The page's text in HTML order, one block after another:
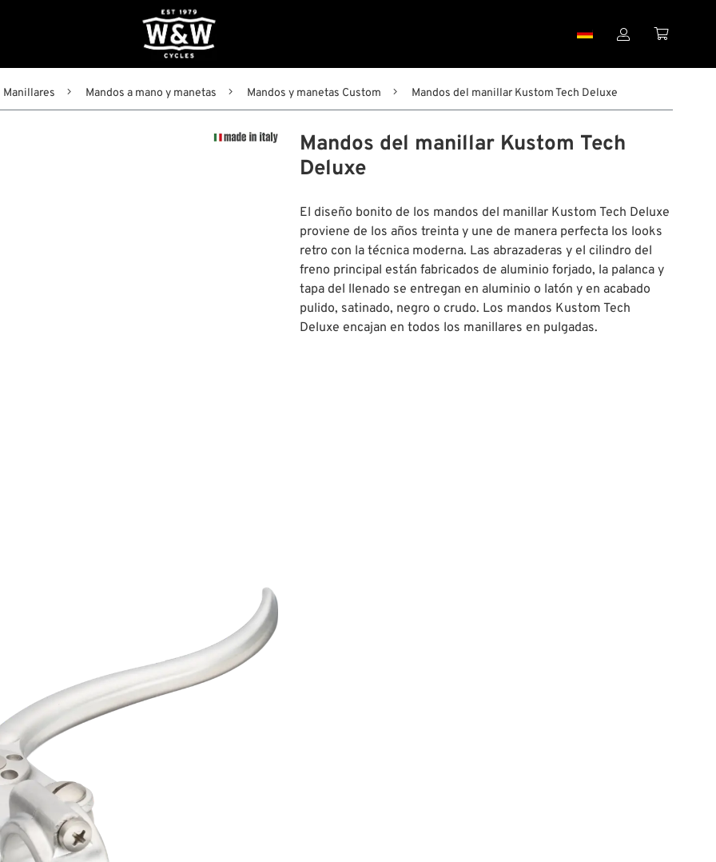
 
Manillares Mandos a mano y manetas Mandos y manetas Custom Mandos del manillar Kustom Tech Deluxe
Mandos del manillar Kustom Tech
Deluxe
El diseño bonito de los mandos del manillar Kustom Tech Deluxe
proviene de los años treinta y une de manera perfecta los looks
retro con la técnica moderna. Las abrazaderas y el cilindro del
freno principal están fabricados de aluminio forjado, la palanca y
tapa del llenado se entregan en aluminio o latón y en acabado
pulido, satinado, negro o crudo. Los mandos Kustom Tech
Deluxe encajan en todos los manillares en pulgadas.